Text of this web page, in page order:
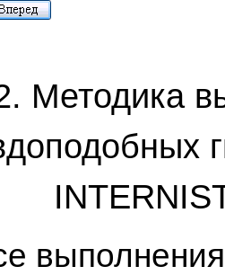
Методика
выполнения